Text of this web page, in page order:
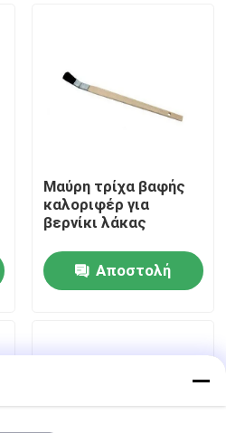
Μαύρη τρίχα βαφής
καλοριφέρ για
βερνίκι λάκας
Αποστολή